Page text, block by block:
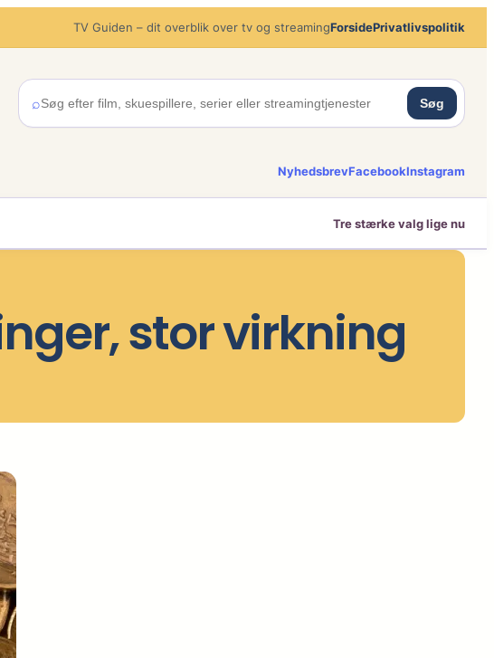
TV Guiden – dit overblik over tv og streamingForsidePrivatlivspolitik
⌕ Søg
NyhedsbrevFacebookInstagram
Tre stærke valg lige nu
stor virkning